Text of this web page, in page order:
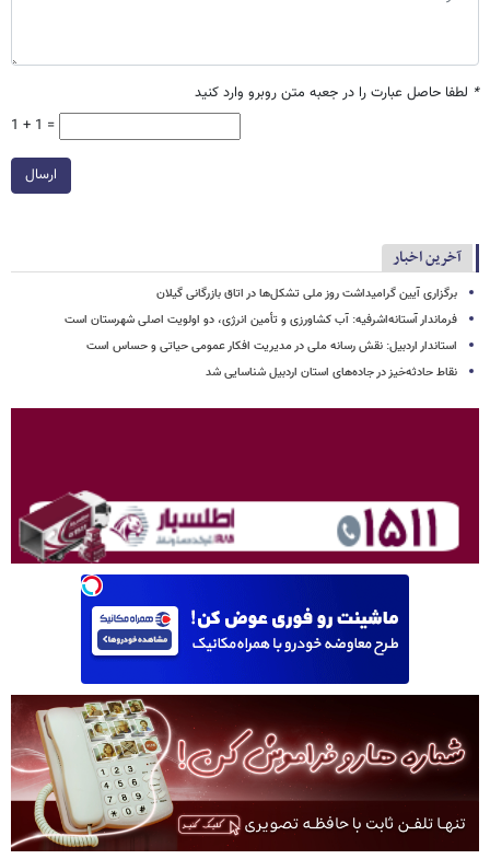
* لطفا حاصل عبارت را در جعبه متن روبرو وارد کنید
1 + 1 =
ارسال
آخرین اخبار
برگزاری آیین گرامیداشت روز ملی تشکل‌ها در اتاق بازرگانی گیلان
فرماندار آستانه‌اشرفیه: آب کشاورزی و تأمین انرژی، دو اولویت اصلی شهرستان است
استاندار اردبیل: نقش رسانه ملی در مدیریت افکار عمومی حیاتی و حساس است
نقاط حادثه‌خیز در جاده‌های استان اردبیل شناسایی شد